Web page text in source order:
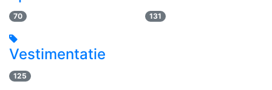
70 131
Vestimentatie
125